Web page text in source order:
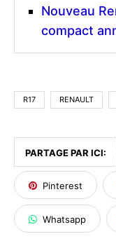
Nouveau
compact
R17 RENAULT
PARTAGE PAR ICI:
Pinterest
Whatsapp